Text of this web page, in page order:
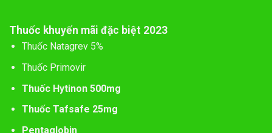
Thuốc khuyến mãi đặc biệt 2023
Thuốc Natagrev 5%
Thuốc Primovir
Thuốc Hytinon 500mg
Thuốc Tafsafe 25mg
Pentaglobin